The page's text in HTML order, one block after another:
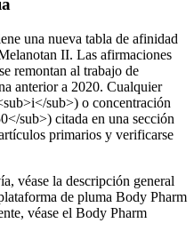
una nueva tabla de afinidad
II. Las afirmaciones
remontan al trabajo de
anterior a 2020. Cualquier
sub>) o concentración
sub>) citada en una sección
primarios y verificarse
véase la descripción general
de pluma Body Pharm
véase el Body Pharm